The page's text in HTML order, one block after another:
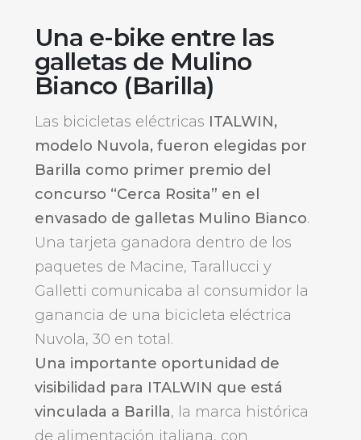
Una e-bike entre las
galletas de Mulino
Bianco (Barilla)
Las bicicletas eléctricas ITALWIN,
modelo Nuvola, fueron elegidas por
Barilla como primer premio del
concurso “Cerca Rosita” en el
envasado de galletas Mulino Bianco.
Una tarjeta ganadora dentro de los
paquetes de Macine, Tarallucci y
Galletti comunicaba al consumidor la
ganancia de una bicicleta eléctrica
Nuvola, 30 en total.
Una importante oportunidad de
visibilidad para ITALWIN que está
vinculada a Barilla, la marca histórica
de alimentación italiana, con